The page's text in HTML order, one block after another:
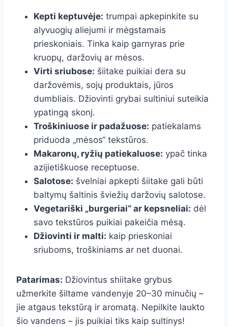
Kepti keptuvėje: trumpai apkepinkite su
alyvuogių aliejumi ir mėgstamais
prieskoniais. Tinka kaip garnyras prie
kruopų, daržovių ar mėsos.
Virti sriubose: šiitake puikiai dera su
daržovėmis, sojų produktais, jūros
dumbliais. Džiovinti grybai sultiniui suteikia
ypatingą skonį.
Troškiniuose ir padažuose: patiekalams
priduoda „mėsos“ tekstūros.
Makaronų, ryžių patiekaluose: ypač tinka
azijietiškuose receptuose.
Salotose: švelniai apkepti šiitake gali būti
baltymų šaltinis šviežių daržovių salotose.
Vegetariški „burgeriai“ ar kepsneliai: dėl
savo tekstūros puikiai pakeičia mėsą.
Džiovinti ir malti: kaip prieskoniai
sriuboms, troškiniams ar net duonai.
Patarimas: Džiovintus shiitake grybus
užmerkite šiltame vandenyje 20–30 minučių –
jie atgaus tekstūrą ir aromatą. Nepilkite laukto
šio vandens – jis puikiai tiks kaip sultinys!